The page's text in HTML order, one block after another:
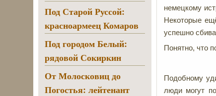
немецкому
Некоторые
успешно
Понятно, что
Подобному
люди могут
Под Старой Руссой:
красноармеец Комаров
Под городом Белый:
рядовой Сокиркин
От Молосковиц до
Погостья: лейтенант